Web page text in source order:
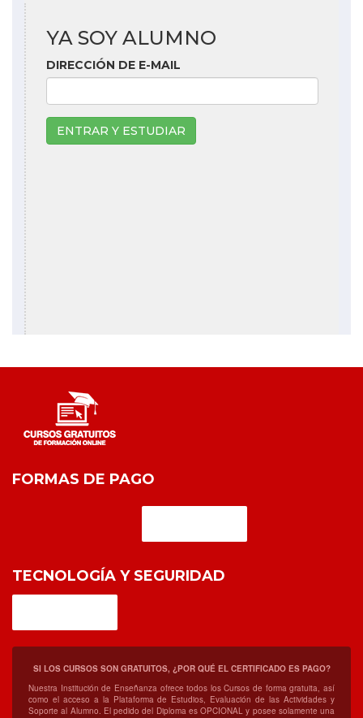
YA SOY ALUMNO
DIRECCIÓN DE E-MAIL
ENTRAR Y ESTUDIAR
FORMAS DE PAGO
TECNOLOGÍA Y SEGURIDAD
SI LOS CURSOS SON GRATUITOS, ¿POR QUÉ EL CERTIFICADO ES PAGO?
Nuestra Institución de Enseñanza ofrece todos los Cursos de forma gratuita, así
como el acceso a la Plataforma de Estudios, Evaluación de las Actividades y
Soporte al Alumno. El pedido del Diploma es OPCIONAL y posee solamente una